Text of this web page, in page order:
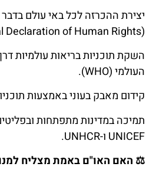
יצירת ההכרזה לכל באי עולם
(Universal Declaration of Human Rights) ב-1948.
השקת תוכניות בריאות עולמיות
העולמי (WHO).
קידום מאבק בעוני באמצעות
תמיכה במדינות מתפתחות
UNICEF ו-UNHCR.
⚖️ האם האו"םבאמתמצליח